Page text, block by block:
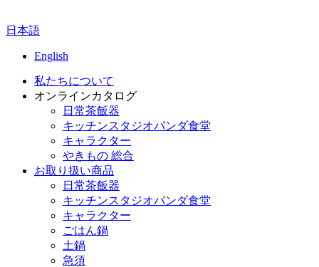
日本語
English
私たちについて
オンラインカタログ
日常茶飯器
キッチンスタジオパンダ食堂
キャラクター
やきもの 総合
お取り扱い商品
日常茶飯器
キッチンスタジオパンダ食堂
キャラクター
ごはん鍋
土鍋
急須